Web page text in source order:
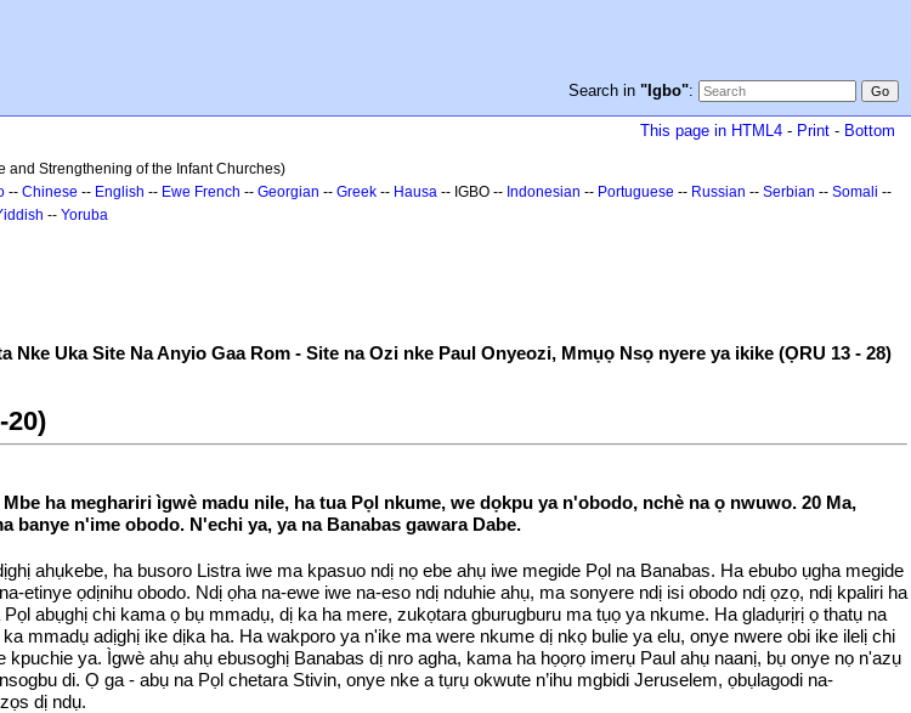
Search in "Igbo":
This page in HTML4 - Print - Bottom
and Strengthening of the Infant Churches)
-- Chinese -- English -- Ewe French -- Georgian -- Greek -- Hausa -- IGBO -- Indonesian -- Portuguese -- Russian -- Serbian -- Somali --
-- Yoruba
Uka Site Na Anyio Gaa Rom - Site na Ozi nke Paul Onyeozi, Mmụọ Nsọ nyere ya ikike (ỌRU 13 - 28)
20)
ha meghariri ìgwè madu nile, ha tua Pọl nkume, we dọkpu ya n'obodo, nchè na ọ nwuwo. 20 Ma,
n'ime obodo. N'echi ya, ya na Banabas gawara Dabe.
ahụkebe, ha busoro Listra iwe ma kpasuo ndị nọ ebe ahụ iwe megide Pọl na Banabas. Ha ebubo ụgha megide
etinye ọdịnihu obodo. Ndị ọha na-ewe iwe na-eso ndị nduhie ahụ, ma sonyere ndị isi obodo ndị ọzọ, ndị kpaliri ha
abụghị chi kama ọ bụ mmadụ, dị ka ha mere, zukọtara gburugburu ma tụọ ya nkume. Ha gladụrịrị ọ thatụ na
mmadụ adịghị ike dịka ha. Ha wakporo ya n'ike ma were nkume dị nkọ bulie ya elu, onye nwere obi ike ilelị chi
ya. Ìgwè ahụ ahụ ebusoghị Banabas dị nro agha, kama ha họọrọ imerụ Paul ahụ naanị, bụ onye nọ n'azụ
di. Ọ ga - abụ na Pọl chetara Stivin, onye nke a tụrụ okwute n’ihu mgbidi Jeruselem, ọbụlagodi na-
dị ndụ.